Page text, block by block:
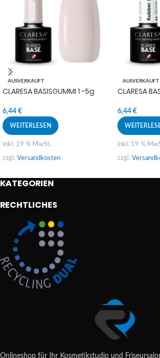
AUSVERKAUFT
CLARESA BASISGUMMI 1 -5g
6,44 €
WEITERLESEN
inkl. 19 % MwSt.
zzgl. Versandkosten
AUSVERKAUFT
CLARESA
6,44 €
inkl. 19 %
zzgl.
KATEGORIEN
RECHTLICHES
Onlineshop für Ihr Kosmetikstudio und